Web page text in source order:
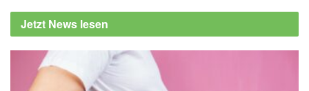
Jetzt News lesen